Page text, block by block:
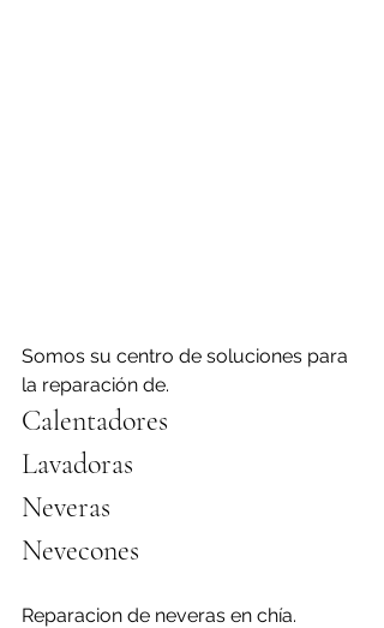
Somos su centro de soluciones para
la reparación de.
Calentadores
Lavadoras
Neveras
Nevecones
Reparacion de neveras en chía.